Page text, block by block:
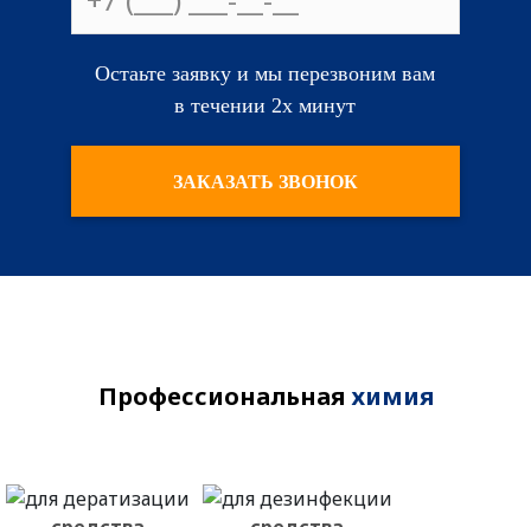
Остаьте заявку и мы перезвоним вам
в течении 2х минут
ЗАКАЗАТЬ ЗВОНОК
Профессиональная химия